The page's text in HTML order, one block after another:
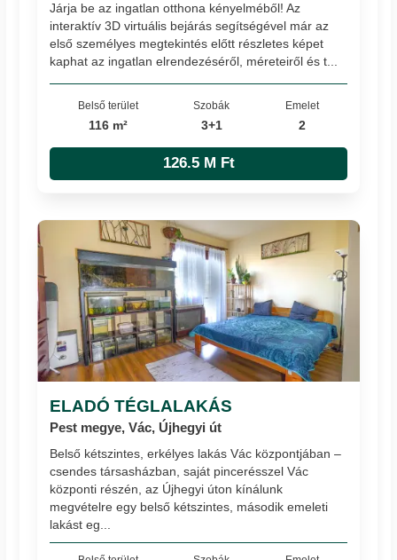
Járja be az ingatlan otthona kényelméből! Az
interaktív 3D virtuális bejárás segítségével már az
első személyes megtekintés előtt részletes képet
kaphat az ingatlan elrendezéséről, méreteiről és t...
Belső terület
116 m²
Szobák
3+1
Emelet
2
126.5 M Ft
ELADÓ TÉGLALAKÁS
Pest megye, Vác, Újhegyi út
Belső kétszintes, erkélyes lakás Vác központjában –
csendes társasházban, saját pincerésszel Vác
központi részén, az Újhegyi úton kínálunk
megvételre egy belső kétszintes, második emeleti
lakást eg...